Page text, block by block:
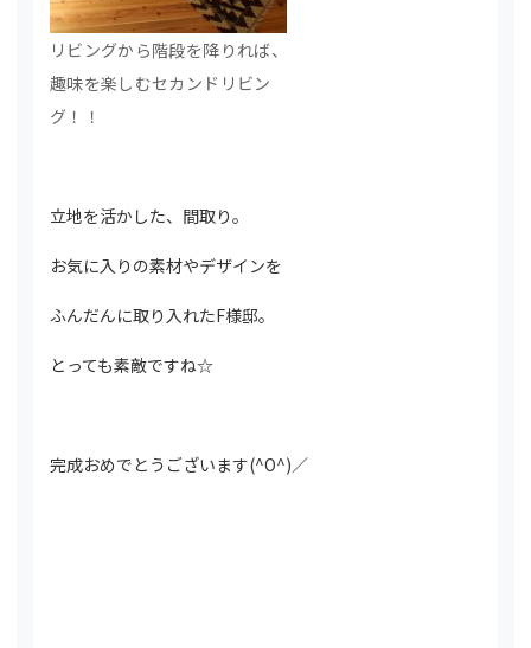
リビングから階段を降りれば、
趣味を楽しむセカンドリビン
グ！！
立地を活かした、間取り。
お気に入りの素材やデザインを
ふんだんに取り入れたF様邸。
とっても素敵ですね☆
完成おめでとうございます(^O^)／